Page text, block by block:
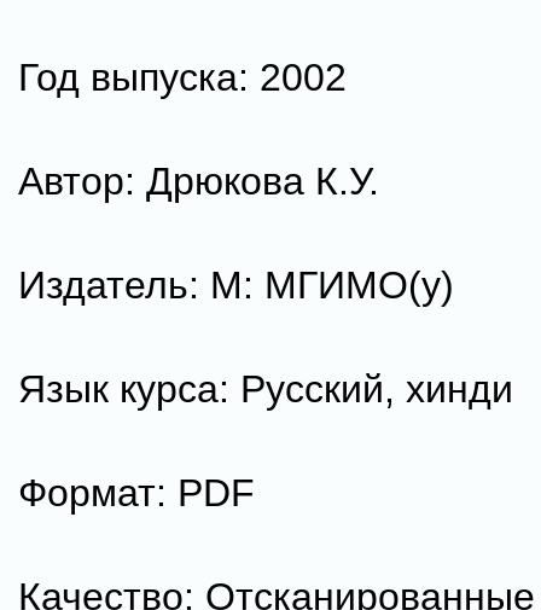
Год выпуска: 2002
Автор: Дрюкова К.У.
Издатель: М: МГИМО(у)
Язык курса: Русский, хинди
Формат: PDF
Качество: